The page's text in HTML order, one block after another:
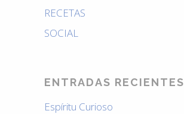
RECETAS
SOCIAL
ENTRADAS RECIENTES
Espíritu Curioso